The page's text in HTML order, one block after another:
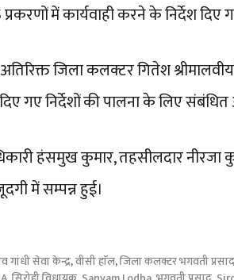
में कार्यवाही करने के निर्देश दिए
जिला कलक्टर गितेश
गए निर्देशों की पालना के लिए
हंसमुख कुमार, तहसीलदार नीरजा
में सम्पन्न हुई।
गांधी सेवा केन्द्र,वीसी हाॅल,जिला कलक्टर भगवती प्रसाद